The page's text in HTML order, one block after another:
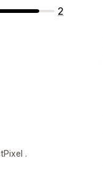
2
.